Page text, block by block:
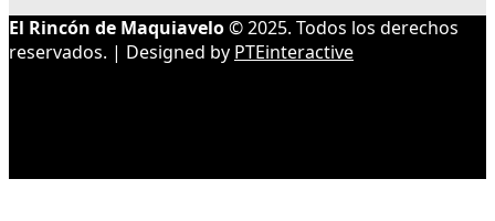
El Rincón de Maquiavelo© 2025. Todos los derechos
reservados. | Designed by PTEinteractive